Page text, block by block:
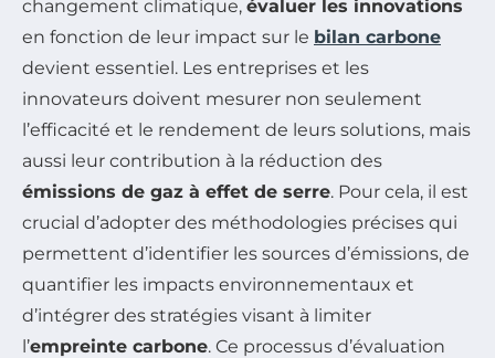
changement climatique, évaluer les innovations
en fonction de leur impact sur le bilan carbone
devient essentiel. Les entreprises et les
innovateurs doivent mesurer non seulement
l’efficacité et le rendement de leurs solutions, mais
aussi leur contribution à la réduction des
émissions de gaz à effet de serre. Pour cela, il est
crucial d’adopter des méthodologies précises qui
permettent d’identifier les sources d’émissions, de
quantifier les impacts environnementaux et
d’intégrer des stratégies visant à limiter
l’empreinte carbone. Ce processus d’évaluation